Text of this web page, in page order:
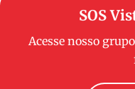
SOS
Acesse nosso